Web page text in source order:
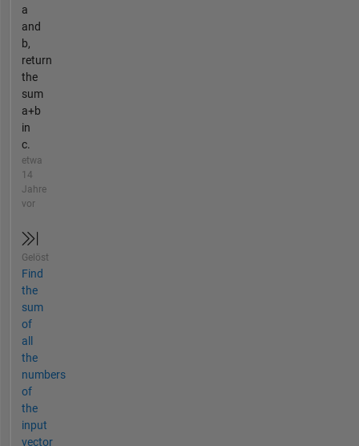
a
and
b,
return
the
sum
a+b
in
c.
etwa
14
Jahre
vor
Gelöst
Find
the
sum
of
all
the
numbers
of
the
input
vector